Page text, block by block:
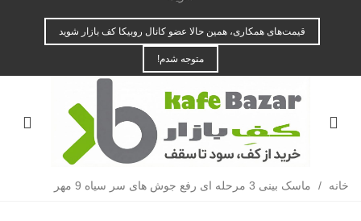
قیمت‌های همکاری، همین حالا عضو کانال روبیکا کف بازار شوید
متوجه شدم!
خانه / ماسک بینی 3 مرحله ای رفع جوش های سر سیاه 9 مهر